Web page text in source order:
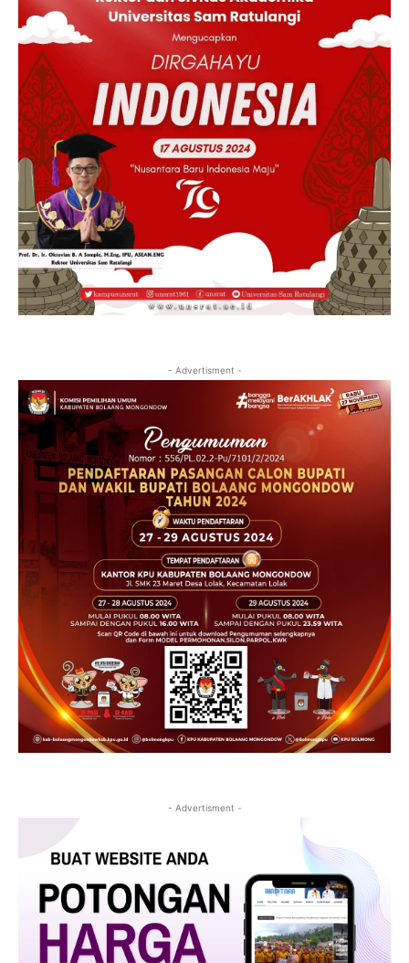
- Advertisment -
- Advertisment -